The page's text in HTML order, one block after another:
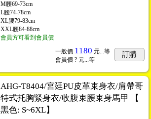
M腰69-73cm
L腰74-78cm
XL腰79-83cm
XXL腰84-88cm
會員方可看到會員價
一般價 1180 元...等
會員價 ? 元...等
訂購
AHG-T8404/宮廷PU皮革束身衣/肩帶哥
特式托胸緊身衣/收腹束腰束身馬甲 【
黑色: S~6XL】